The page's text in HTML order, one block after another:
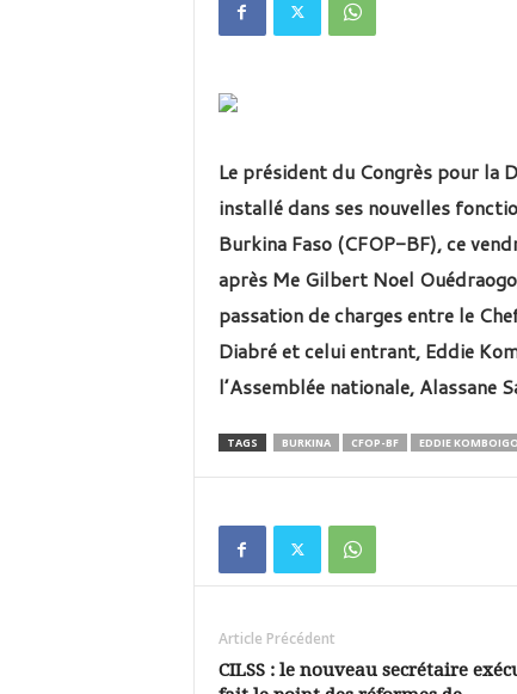
Le président du Congrès pour la
installé dans ses nouvelles
Burkina Faso (CFOP-BF), ce
après Me Gilbert Noel
passation de charges entre le
Diabré et celui entrant, Eddie
l’Assemblée nationale, Alassane
TAGS BURKINA CFOP-BF EDDIE KOMBOIGO
Article Précédent
CILSS : le nouveau secrétaire